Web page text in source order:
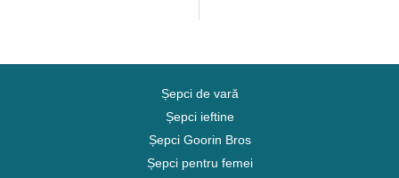
Șepci de vară
Șepci ieftine
Șepci Goorin Bros
Șepci pentru femei